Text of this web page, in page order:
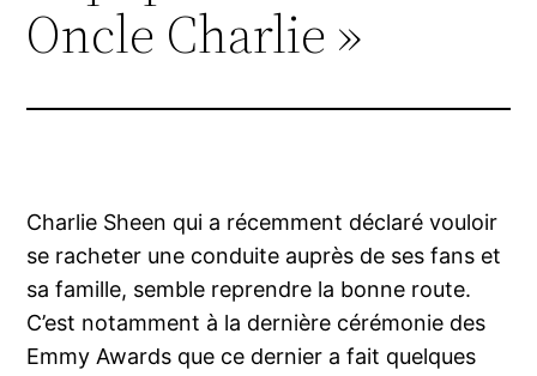
Oncle Charlie »
Charlie Sheen qui a récemment déclaré vouloir
se racheter une conduite auprès de ses fans et
sa famille, semble reprendre la bonne route.
C’est notamment à la dernière cérémonie des
Emmy Awards que ce dernier a fait quelques